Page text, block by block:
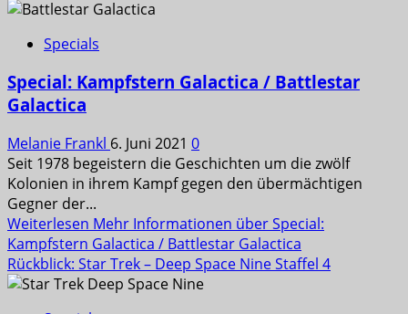
Specials
Special: Kampfstern Galactica / Battlestar
Galactica
Melanie Frankl 6. Juni 2021 0
Seit 1978 begeistern die Geschichten um die zwölf
Kolonien in ihrem Kampf gegen den übermächtigen
Gegner der...
Weiterlesen Mehr Informationen über Special:
Kampfstern Galactica / Battlestar Galactica
Rückblick: Star Trek – Deep Space Nine Staffel 4